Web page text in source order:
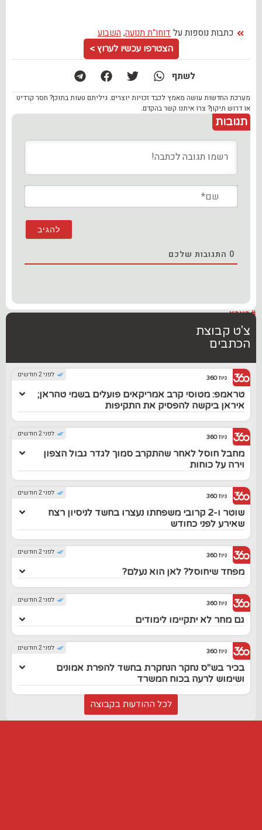
כתבות נוספות על דוחו"ת תנועה, השבוע
הצטרפו עכשיו לערוץ >
לשתף
מערכת החדשות עושה מאמץ לכבד זכויות יוצרים. גיליתם טעות בתוכן? חסר קרדיט
או דרוש תיקון? צרו איתנו קשר בהקדם.
תגובות
0 התגובות שלכם
#בארץ
צ'ט קבוצת
הכתבים
לפני 2 חודשים ניוז 360
טראמפ: מטוסי קרב אמריקאים פועלים בשמי טהראן;
איראן ביקשה להפסיק את התקיפות
לפני 2 חודשים ניוז 360
מחבל חוסל לאחר שהתקרב סמוך לגדר גבול הצפון
וירה על כוחות
לפני 2 חודשים ניוז 360
שוטר ו-2 קרובי משפחתו נעצרו בחשד לניסיון רצח
שאירע לפני כחודש
לפני 2 חודשים ניוז 360
מפחד שיחוסל? לאן הוא נעלם?
לפני 2 חודשים ניוז 360
גם מחר לא יתקיימו לימודים
לפני 2 חודשים ניוז 360
בכיר בש"ס נחקר הנחקרת בחשד להפרת אמונים
ושימוש לרעה בכוח המשרד
לכל ההודעות בקבוצה